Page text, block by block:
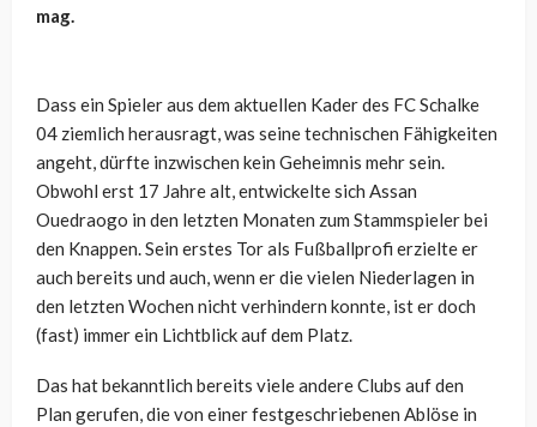
mag.
Dass ein Spieler aus dem aktuellen Kader des FC Schalke
04 ziemlich herausragt, was seine technischen Fähigkeiten
angeht, dürfte inzwischen kein Geheimnis mehr sein.
Obwohl erst 17 Jahre alt, entwickelte sich Assan
Ouedraogo in den letzten Monaten zum Stammspieler bei
den Knappen. Sein erstes Tor als Fußballprofi erzielte er
auch bereits und auch, wenn er die vielen Niederlagen in
den letzten Wochen nicht verhindern konnte, ist er doch
(fast) immer ein Lichtblick auf dem Platz.
Das hat bekanntlich bereits viele andere Clubs auf den
Plan gerufen, die von einer festgeschriebenen Ablöse in